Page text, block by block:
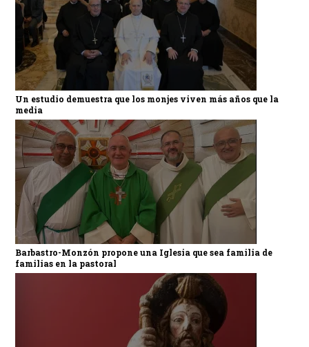
Un estudio demuestra que los monjes viven más años que la
media
Barbastro-Monzón propone una Iglesia que sea familia de
familias en la pastoral